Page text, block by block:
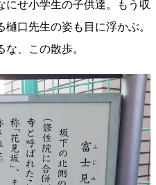
にせ小学生の子供達。もう収
口先生の姿も目に浮かぶ。
、この散歩。